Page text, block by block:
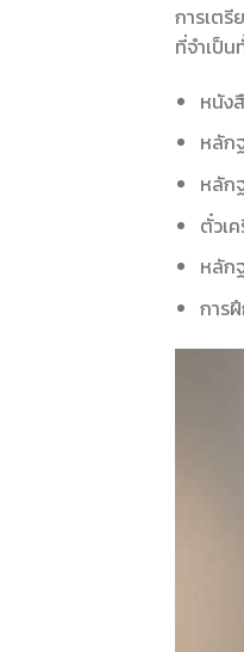
การเต
ที่จำเป็
หนัง
หลัก
หลัก
ตั๋วเ
หลัก
การ